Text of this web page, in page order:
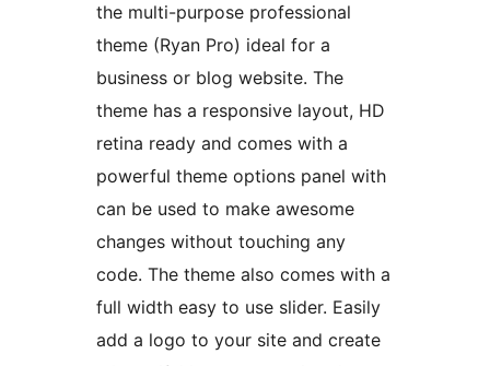
the multi-purpose professional
theme (Ryan Pro) ideal for a
business or blog website. The
theme has a responsive layout, HD
retina ready and comes with a
powerful theme options panel with
can be used to make awesome
changes without touching any
code. The theme also comes with a
full width easy to use slider. Easily
add a logo to your site and create